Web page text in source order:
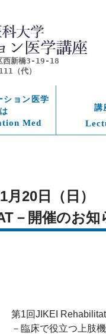
西新橋3-19-18
（代）
ション医学
Med
講
月20日（日）
－開催のお知
第1回JIKEI
－臨床で役立つ上肢